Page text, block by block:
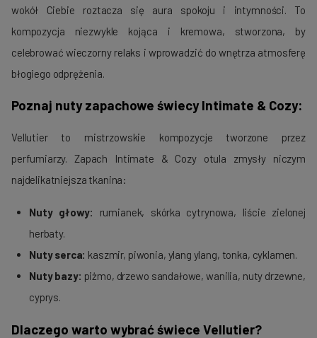
wokół Ciebie roztacza się aura spokoju i intymności. To
kompozycja niezwykle kojąca i kremowa, stworzona, by
celebrować wieczorny relaks i wprowadzić do wnętrza atmosferę
błogiego odprężenia.
Poznaj nuty zapachowe świecy Intimate & Cozy:
Vellutier to mistrzowskie kompozycje tworzone przez
perfumiarzy. Zapach Intimate & Cozy otula zmysły niczym
najdelikatniejsza tkanina:
Nuty głowy:
rumianek, skórka cytrynowa, liście zielonej
herbaty.
Nuty serca: kaszmir, piwonia, ylang ylang, tonka, cyklamen.
Nuty bazy: piżmo, drzewo sandałowe, wanilia, nuty drzewne,
cyprys.
Dlaczego warto wybrać świece Vellutier?